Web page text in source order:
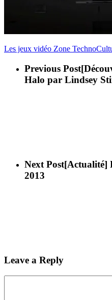
Les jeux vidéo Zone
Previous Post
Halo par Lindsey
Next Post[Actualité]
2013
Leave a Reply